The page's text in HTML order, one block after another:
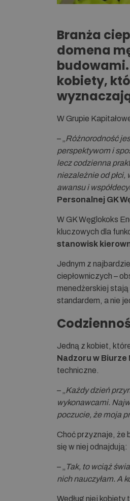
Branża
domena
kobiety,
W Grupie
– „ Różnorodność
perspektywom i
lecz codzienna
niezależnie od
awansu i
Personalnej GK
W GK Węglokoks
kluczowych dla
stanowisk
Jednym z
ciepłowniczych –
menedżerskiej
standardem, a nie
Jedną z kobiet,
Nadzoru w
techniczne.
– „ Każdy dzień
wykonawcami.
poczucie, że moja
Choć przyznaje, że
się w niej odnajdują:
– „
Tak, to wciąż
nich nauczyłam. A
Według niej kobiety